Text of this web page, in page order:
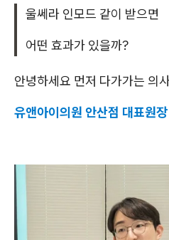
울쎄라 인모드 같이 받으면
어떤 효과가 있을까?
안녕하세요 먼저 다가가는 의
유앤아이의원 안산점 대표원